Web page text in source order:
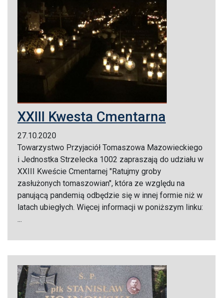
XXIII Kwesta Cmentarna
27.10.2020
Towarzystwo Przyjaciół Tomaszowa Mazowieckiego
i Jednostka Strzelecka 1002 zapraszają do udziału w
XXIII Kweście Cmentarnej "Ratujmy groby
zasłużonych tomaszowian", która ze względu na
panującą pandemią odbędzie się w innej formie niż w
latach ubiegłych. Więcej informacji w poniższym linku:
...